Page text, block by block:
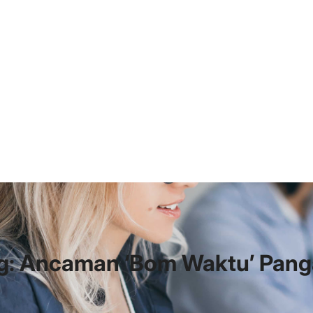
Ancaman ‘Bom Waktu’